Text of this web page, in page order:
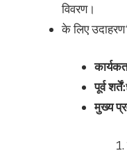
विवरण।
के लिए उदाहरण
पूर्व शर्तें:
मुख्य